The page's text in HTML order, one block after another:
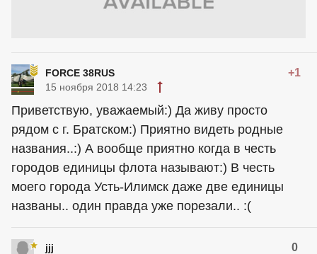
FORCE 38RUS +1
15 ноября 2018 14:23
Приветствую, уважаемый:) Да живу просто
рядом с г. Братском:) Приятно видеть родные
названия..:) А вообще приятно когда в честь
городов единицы флота называют:) В честь
моего города Усть-Илимск даже две единицы
названы.. один правда уже порезали.. :(
jjj 0